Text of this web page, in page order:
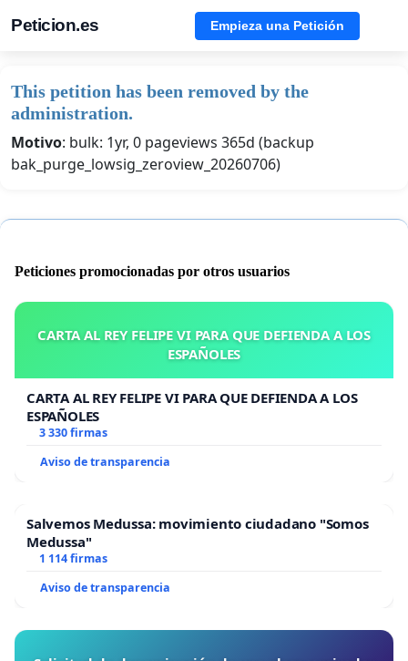
Peticion.es Empieza una Petición
This petition has been removed by the
administration.
Motivo: bulk: 1yr, 0 pageviews 365d (backup
bak_purge_lowsig_zeroview_20260706)
Peticiones promocionadas por otros usuarios
CARTA AL REY FELIPE VI PARA QUE DEFIENDA A LOS
ESPAÑOLES
CARTA AL REY FELIPE VI PARA QUE DEFIENDA A LOS
ESPAÑOLES
3 330 firmas
Aviso de transparencia
Salvemos Medussa: movimiento ciudadano "Somos
Medussa"
1 114 firmas
Aviso de transparencia